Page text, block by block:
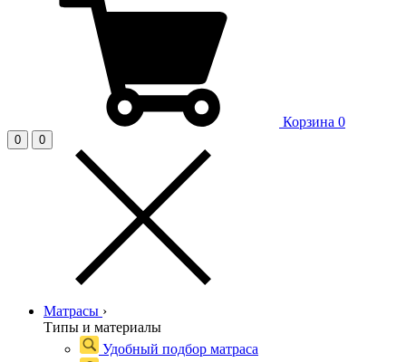
Корзина 0
0 0
Матрасы ›
Типы и материалы
Удобный подбор матраса